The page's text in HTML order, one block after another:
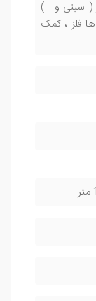
( سینی و.. )
فلز ، کمک